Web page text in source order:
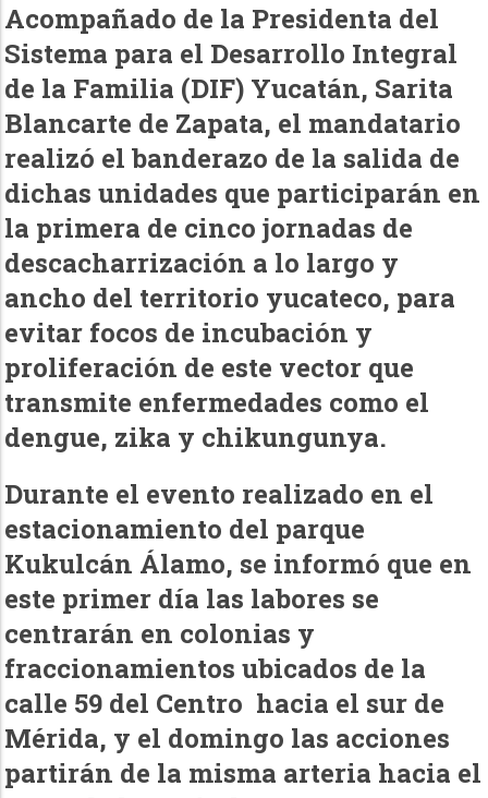
Acompañado de la Presidenta del
Sistema para el Desarrollo Integral
de la Familia (DIF) Yucatán, Sarita
Blancarte de Zapata, el mandatario
realizó el banderazo de la salida de
dichas unidades que participarán en
la primera de cinco jornadas de
descacharrización a lo largo y
ancho del territorio yucateco, para
evitar focos de incubación y
proliferación de este vector que
transmite enfermedades como el
dengue, zika y chikungunya.
Durante el evento realizado en el
estacionamiento del parque
Kukulcán Álamo, se informó que en
este primer día las labores se
centrarán en colonias y
fraccionamientos ubicados de la
calle 59 del Centro hacia el sur de
Mérida, y el domingo las acciones
partirán de la misma arteria hacia el